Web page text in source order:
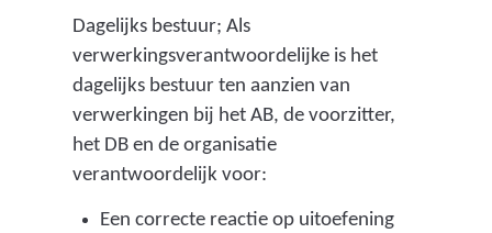
Dagelijks bestuur; Als
verwerkingsverantwoordelijke is het
dagelijks bestuur ten aanzien van
verwerkingen bij het AB, de voorzitter,
het DB en de organisatie
verantwoordelijk voor:
Een correcte reactie op uitoefening